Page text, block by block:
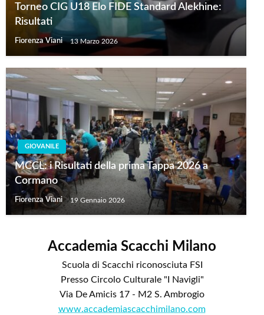
Torneo CIG U18 Elo FIDE Standard Alekhine:
Risultati
Fiorenza Viani 13 Marzo 2026
GIOVANILE
MCCL: i Risultati della prima Tappa 2026 a
Cormano
Fiorenza Viani 19 Gennaio 2026
Accademia Scacchi Milano
Scuola di Scacchi riconosciuta FSI
Presso Circolo Culturale "I Navigli"
Via De Amicis 17 - M2 S. Ambrogio
www.accademiascacchimilano.com